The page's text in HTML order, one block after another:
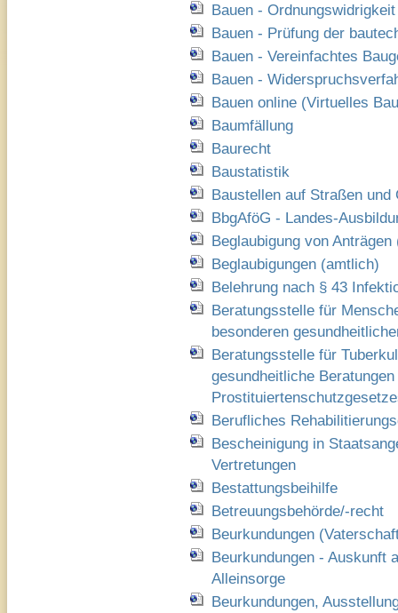
Bauen - Ordnungswidrigkeit
Bauen - Prüfung der
Bauen - Vereinfachtes
Bauen -
Bauen online (Virtuelles
Baumfällung
Baurecht
Baustatistik
Baustellen auf Straßen und
BbgAföG - Landes-
Beglaubigung von
Beglaubigungen (amtlich)
Belehrung nach § 43
Beratungsstelle für
besonderen
Beratungsstelle für
gesundheitliche
Berufliches
Bescheinigung in
Vertretungen
Bestattungsbeihilfe
Betreuungsbehörde/-recht
Beurkundungen
Beurkundungen - Auskunft
Alleinsorge
Beurkundungen,